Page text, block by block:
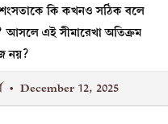
কি কখনও সঠিক বলে
আসলে এই সীমারেখা অতিক্রম
নয়?
December 12, 2025